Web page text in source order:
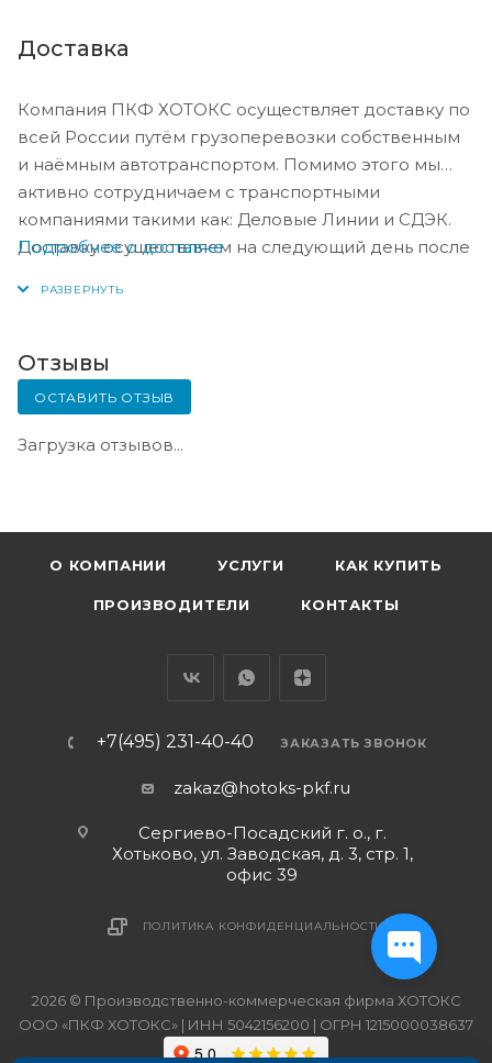
Доставка
Компания ПКФ ХОТОКС осуществляет доставку по
всей России путём грузоперевозки собственным
и наёмным автотранспортом. Помимо этого мы
активно сотрудничаем с транспортными
компаниями такими как: Деловые Линии и СДЭК.
Доставку осуществляем на следующий день после
Подробнее о доставке
Отзывы
ОСТАВИТЬ ОТЗЫВ
Загрузка отзывов...
О КОМПАНИИ УСЛУГИ КАК КУПИТЬ
ПРОИЗВОДИТЕЛИ КОНТАКТЫ
+7(495) 231-40-40 ЗАКАЗАТЬ ЗВОНОК
zakaz@hotoks-pkf.ru
Сергиево-Посадский г. о., г.
Хотьково, ул. Заводская, д. 3, стр. 1,
офис 39
ПОЛИТИКА КОНФИДЕНЦИАЛЬНОСТИ
2026 © Производственно-коммерческая фирма ХОТОКС
ООО «ПКФ ХОТОКС» | ИНН 5042156200 | ОГРН 1215000038637